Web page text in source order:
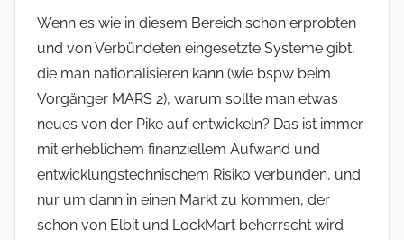
Wenn es wie in diesem Bereich schon erprobten
und von Verbündeten eingesetzte Systeme gibt,
die man nationalisieren kann (wie bspw beim
Vorgänger MARS 2), warum sollte man etwas
neues von der Pike auf entwickeln? Das ist immer
mit erheblichem finanziellem Aufwand und
entwicklungstechnischem Risiko verbunden, und
nur um dann in einen Markt zu kommen, der
schon von Elbit und LockMart beherrscht wird